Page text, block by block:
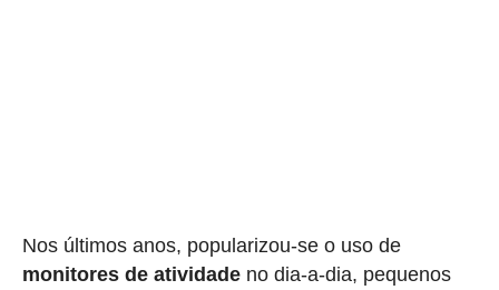
Nos últimos anos, popularizou-se o uso de
monitores de atividadeno dia-a-dia, pequenos